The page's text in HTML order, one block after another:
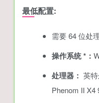
最低配置:
需要 64 位处
操作系统 *：
处理器： 英
Phenom II X4